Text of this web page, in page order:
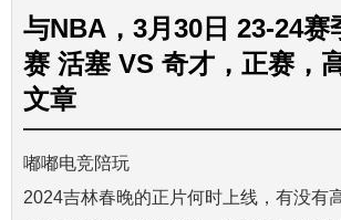
与NBA，3月30日 23-24赛
赛 活塞 VS 奇才，正赛，
文章
嘟嘟电竞陪玩
2024吉林春晚的正片何时上线，有没有